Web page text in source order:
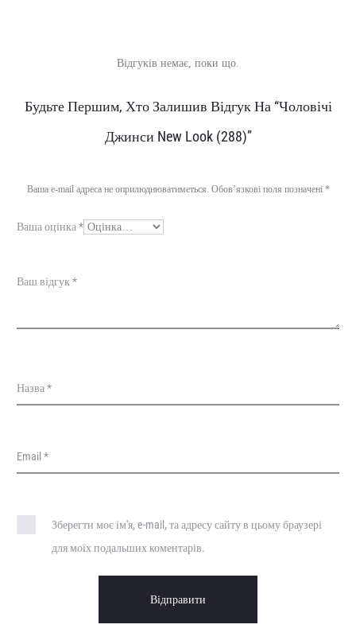
В
у
и
Відгуків немає, поки що.
Будьте Першим, Хто Залишив Відгук На “Чоловічі
Джинси New Look (288)”
Ваша e-mail адреса не оприлюднюватиметься. Обов’язкові поля позначені *
Ваша оцінка*
Ваш відгук*
Назва*
Email *
Зберегти моє ім'я, e-mail, та адресу сайту в цьому браузері
для моїх подальших коментарів.